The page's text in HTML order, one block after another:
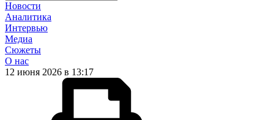
Новости
Аналитика
Интервью
Медиа
Сюжеты
О нас
12 июня 2026 в 13:17